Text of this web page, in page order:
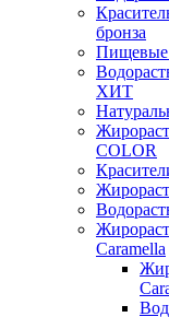
бронза
Пищевые
ХИТ
COLOR
Caramella